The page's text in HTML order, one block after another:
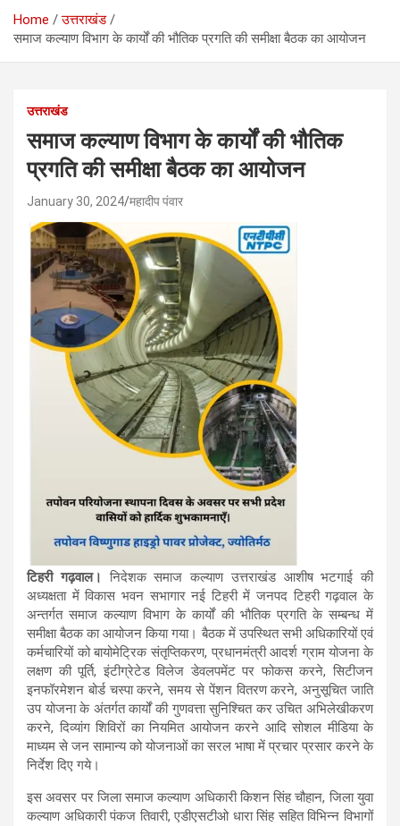
Home
उत्तराखंड
समाज कल्याण विभाग के कार्यों की भौतिक प्रगति की समीक्षा बैठक का आयोजन
उत्तराखंड
समाज कल्याण विभाग के कार्यों की भौतिक
प्रगति की समीक्षा बैठक का आयोजन
January 30, 2024 महादीप पंवार
टिहरी गढ़वाल। निदेशक समाज कल्याण उत्तराखंड आशीष भटगाई की
अध्यक्षता में विकास भवन सभागार नई टिहरी में जनपद टिहरी गढ़वाल के
अन्तर्गत समाज कल्याण विभाग के कार्यों की भौतिक प्रगति के सम्बन्ध में
समीक्षा बैठक का आयोजन किया गया। बैठक में उपस्थित सभी अधिकारियों एवं
कर्मचारियों को बायोमेट्रिक संतृप्तिकरण, प्रधानमंत्री आदर्श ग्राम योजना के
लक्षण की पूर्ति, इंटीग्रेटेड विलेज डेवलपमेंट पर फोकस करने, सिटीजन
इनफॉरमेशन बोर्ड चस्पा करने, समय से पेंशन वितरण करने, अनुसूचित जाति
उप योजना के अंतर्गत कार्यों की गुणवत्ता सुनिश्चित कर उचित अभिलेखीकरण
करने, दिव्यांग शिविरों का नियमित आयोजन करने आदि सोशल मीडिया के
माध्यम से जन सामान्य को योजनाओं का सरल भाषा में प्रचार प्रसार करने के
निर्देश दिए गये।
इस अवसर पर जिला समाज कल्याण अधिकारी किशन सिंह चौहान, जिला युवा
कल्याण अधिकारी पंकज तिवारी, एडीएसटीओ धारा सिंह सहित विभिन्न विभागों